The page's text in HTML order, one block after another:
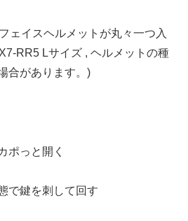
ェイスヘルメットが丸々一つ入
RR5 Lサイズ , ヘルメットの種
合があります。)
ポっと開く
で鍵を刺して回す